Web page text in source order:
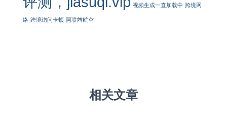
视频生成一直加载中 跨境网
络 跨境访问卡顿 阿联酋航空
相关文章